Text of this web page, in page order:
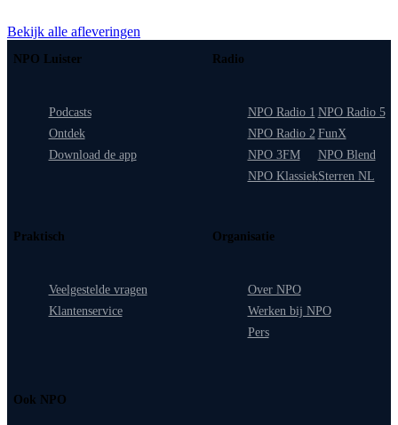
Bekijk alle afleveringen
NPO Luister
Podcasts
Ontdek
Download de app
Radio
NPO Radio 1
NPO Radio 2
NPO 3FM
NPO Klassiek
NPO Radio 5
FunX
NPO Blend
Sterren NL
Praktisch
Veelgestelde vragen
Klantenservice
Organisatie
Over NPO
Werken bij NPO
Pers
Ook NPO